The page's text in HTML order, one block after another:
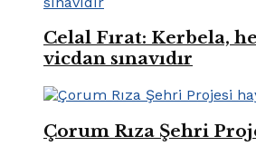
Celal Fırat: Kerbela,
vicdan sınavıdır
Çorum Rıza Şehri